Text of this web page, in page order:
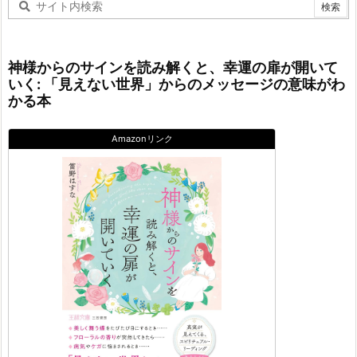
神様からのサインを読み解くと、幸運の扉が開いて
いく: 「見えない世界」からのメッセージの意味がわ
かる本
Amazonリンク